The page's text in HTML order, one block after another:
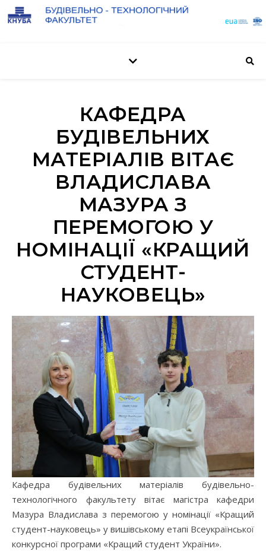
КАФЕДРА
БУДІВЕЛЬНИХ
МАТЕРІАЛІВ ВІТАЄ
ВЛАДИСЛАВА
МАЗУРА З
ПЕРЕМОГОЮ У
НОМІНАЦІЇ «КРАЩИЙ
СТУДЕНТ-
НАУКОВЕЦЬ»
Кафедра будівельних матеріалів будівельно-
технологічного факультету вітає магістра кафедри
Мазура Владислава з перемогою у номінації «Кращий
студент-науковець» у вишівському етапі Всеукраїнської
конкурсної програми «Кращий студент України».